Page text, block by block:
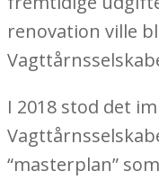
renovation ville
I 2018 stod det
“masterplan”